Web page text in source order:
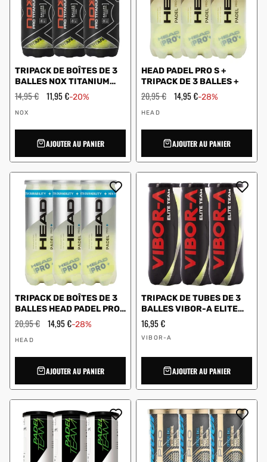
TRIPACK DE BOÎTES DE 3
BALLES NOX TITANIUM
PRO
Prix
régulier
14,95 € Prix
en
11,95 €-20%
Vendeur
NOX
AJOUTER AU PANIER
HEAD PADEL PRO S +
TRIPACK DE 3 BALLES +
Prix
régulier
20,95 € Prix
en
14,95 €-28%
Vendeur
HEAD
AJOUTER AU PANIER
TRIPACK DE BOÎTES DE 3
BALLES HEAD PADEL PRO
+
Prix
régulier
20,95 € Prix
en
14,95 €-28%
Vendeur
HEAD
AJOUTER AU PANIER
TRIPACK DE TUBES DE 3
BALLES VIBOR-A ELITE
TEAM
Prix
régulier
16,95 €
Vendeur
VIBOR-A
AJOUTER AU PANIER